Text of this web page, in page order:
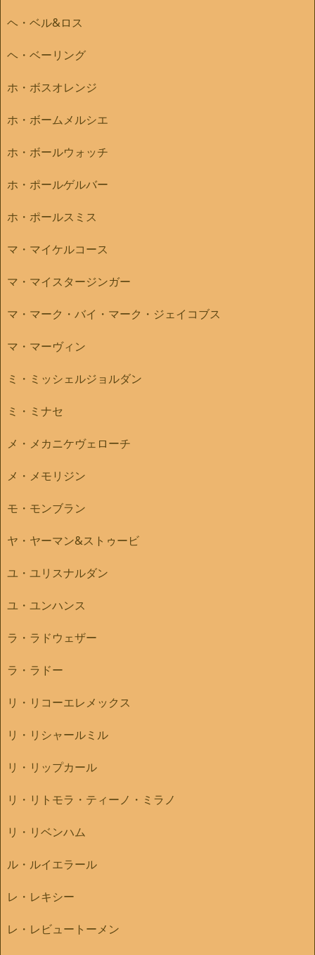
ヘ・ベル&ロス
ヘ・ベーリング
ホ・ボスオレンジ
ホ・ボームメルシエ
ホ・ボールウォッチ
ホ・ポールゲルバー
ホ・ポールスミス
マ・マイケルコース
マ・マイスタージンガー
マ・マーク・バイ・マーク・ジェイコブス
マ・マーヴィン
ミ・ミッシェルジョルダン
ミ・ミナセ
メ・メカニケヴェローチ
メ・メモリジン
モ・モンブラン
ヤ・ヤーマン&ストゥービ
ユ・ユリスナルダン
ユ・ユンハンス
ラ・ラドウェザー
ラ・ラドー
リ・リコーエレメックス
リ・リシャールミル
リ・リップカール
リ・リトモラ・ティーノ・ミラノ
リ・リベンハム
ル・ルイエラール
レ・レキシー
レ・レビュートーメン